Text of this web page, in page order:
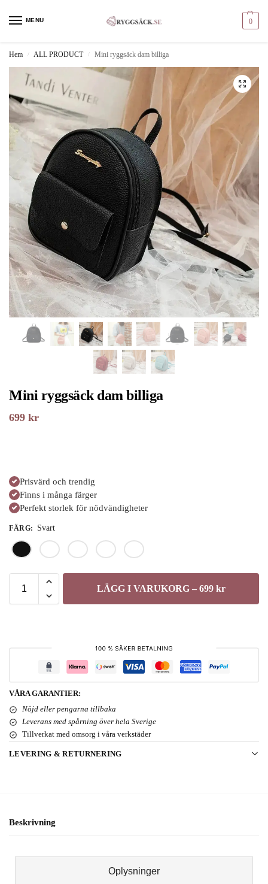
MENU 0
Hem / ALL PRODUCT / Mini ryggsäck dam billiga
Mini ryggsäck dam billiga
699 kr
Prisvärd och trendig
Finns i många färger
Perfekt storlek för nödvändigheter
FÄRG: Svart
LÄGG I VARUKORG – 699 kr
VÅRA GARANTIER:
Nöjd eller pengarna tillbaka
Leverans med spårning över hela Sverige
Tillverkat med omsorg i våra verkstäder
LEVERING & RETURNERING
Beskrivning
Oplysninger